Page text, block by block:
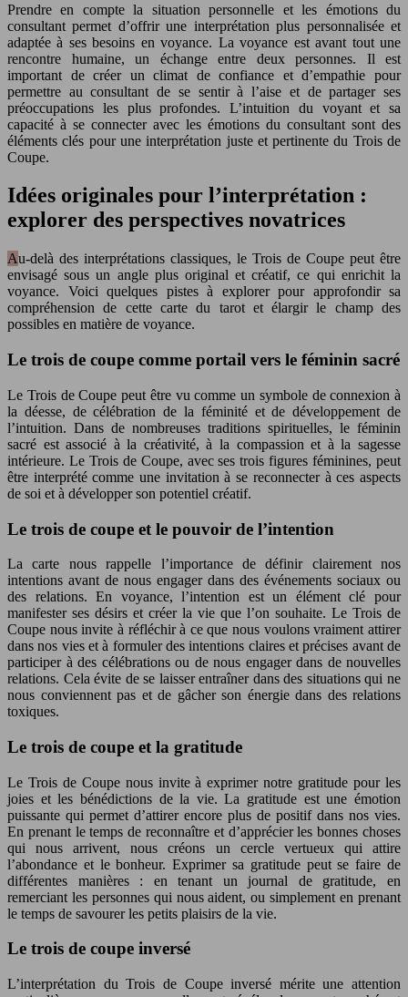
Prendre en compte la situation personnelle et les émotions du
consultant permet d’offrir une interprétation plus personnalisée et
adaptée à ses besoins en voyance. La voyance est avant tout une
rencontre humaine, un échange entre deux personnes. Il est
important de créer un climat de confiance et d’empathie pour
permettre au consultant de se sentir à l’aise et de partager ses
préoccupations les plus profondes. L’intuition du voyant et sa
capacité à se connecter avec les émotions du consultant sont des
éléments clés pour une interprétation juste et pertinente du Trois de
Coupe.
Idées originales pour l’interprétation :
explorer des perspectives novatrices
Au-delà des interprétations classiques, le Trois de Coupe peut être
envisagé sous un angle plus original et créatif, ce qui enrichit la
voyance. Voici quelques pistes à explorer pour approfondir sa
compréhension de cette carte du tarot et élargir le champ des
possibles en matière de voyance.
Le trois de coupe comme portail vers le féminin sacré
Le Trois de Coupe peut être vu comme un symbole de connexion à
la déesse, de célébration de la féminité et de développement de
l’intuition. Dans de nombreuses traditions spirituelles, le féminin
sacré est associé à la créativité, à la compassion et à la sagesse
intérieure. Le Trois de Coupe, avec ses trois figures féminines, peut
être interprété comme une invitation à se reconnecter à ces aspects
de soi et à développer son potentiel créatif.
Le trois de coupe et le pouvoir de l’intention
La carte nous rappelle l’importance de définir clairement nos
intentions avant de nous engager dans des événements sociaux ou
des relations. En voyance, l’intention est un élément clé pour
manifester ses désirs et créer la vie que l’on souhaite. Le Trois de
Coupe nous invite à réfléchir à ce que nous voulons vraiment attirer
dans nos vies et à formuler des intentions claires et précises avant de
participer à des célébrations ou de nous engager dans de nouvelles
relations. Cela évite de se laisser entraîner dans des situations qui ne
nous conviennent pas et de gâcher son énergie dans des relations
toxiques.
Le trois de coupe et la gratitude
Le Trois de Coupe nous invite à exprimer notre gratitude pour les
joies et les bénédictions de la vie. La gratitude est une émotion
puissante qui permet d’attirer encore plus de positif dans nos vies.
En prenant le temps de reconnaître et d’apprécier les bonnes choses
qui nous arrivent, nous créons un cercle vertueux qui attire
l’abondance et le bonheur. Exprimer sa gratitude peut se faire de
différentes manières : en tenant un journal de gratitude, en
remerciant les personnes qui nous aident, ou simplement en prenant
le temps de savourer les petits plaisirs de la vie.
Le trois de coupe inversé
L’interprétation du Trois de Coupe inversé mérite une attention